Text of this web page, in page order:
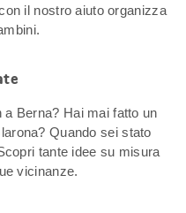
il nostro aiuto organizza
Berna? Hai mai fatto un
Quando sei stato
tante idee su misura
vicinanze.